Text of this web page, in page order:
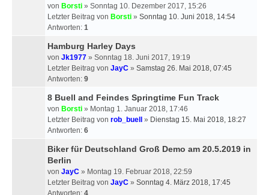
von Borsti » Sonntag 10. Dezember 2017, 15:26
Letzter Beitrag von Borsti » Sonntag 10. Juni 2018, 14:54
Antworten: 1
Hamburg Harley Days
von Jk1977 » Sonntag 18. Juni 2017, 19:19
Letzter Beitrag von JayC » Samstag 26. Mai 2018, 07:45
Antworten: 9
8 Buell and Feindes Springtime Fun Track
von Borsti » Montag 1. Januar 2018, 17:46
Letzter Beitrag von rob_buell » Dienstag 15. Mai 2018, 18:27
Antworten: 6
Biker für Deutschland Groß Demo am 20.5.2019 in
Berlin
von JayC » Montag 19. Februar 2018, 22:59
Letzter Beitrag von JayC » Sonntag 4. März 2018, 17:45
Antworten: 4